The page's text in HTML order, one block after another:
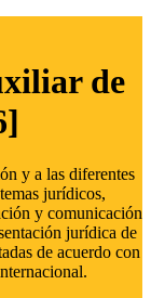
de
y a las diferentes
jurídicos,
y comunicación
jurídica de
de acuerdo con